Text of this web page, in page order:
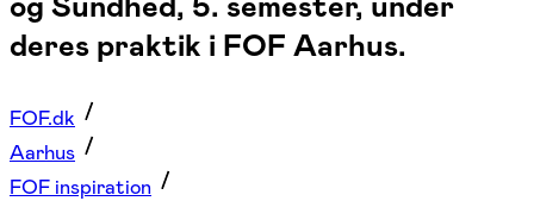
deres praktik i FOF Aarhus.
FOF.dk
Aarhus
FOF inspiration